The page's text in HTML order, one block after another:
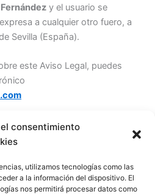
y el usuario se
a cualquier otro fuero, a
Sevilla (España).
este Aviso Legal, puedes
consentimiento
utilizamos tecnologías como las
a la información del dispositivo. El
nos permitirá procesar datos como